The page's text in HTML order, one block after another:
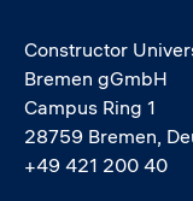
Constructor
Bremen gGmbH
Campus Ring 1
28759 Bremen,
+49 421 200 40